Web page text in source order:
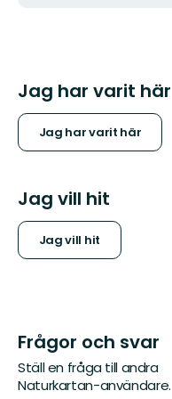
Jag har varit här
Jag har varit här
Jag vill hit
Jag vill hit
Frågor och svar
Ställ en fråga till andra
Naturkartan-användare.